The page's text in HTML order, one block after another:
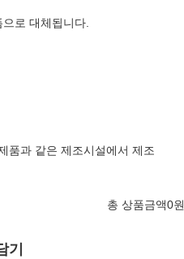
로 대체됩니다.
품과 같은 제조시설에서 제조
총 상품금액0원
기